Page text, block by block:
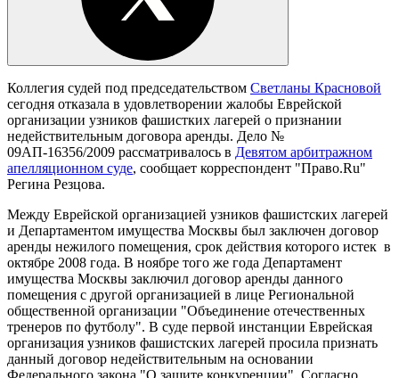
Коллегия судей под председательством Светланы Красновой
сегодня отказала в удовлетворении жалобы Еврейской
организации узников фашистких лагерей о признании
недействительным договора аренды. Дело №
09АП-16356/2009 рассматривалось в Девятом арбитражном
апелляционном суде, сообщает корреспондент "Право.Ru"
Регина Резцова.
Между Еврейской организацией узников фашистских лагерей
и Департаментом имущества Москвы был заключен договор
аренды нежилого помещения, срок действия которого истек в
октябре 2008 года. В ноябре того же года Департамент
имущества Москвы заключил договор аренды данного
помещения с другой организацией в лице Региональной
общественной организации "Объединение отечественных
тренеров по футболу". В суде первой инстанции Еврейская
организация узников фашистских лагерей просила признать
данный договор недействительным на основании
Федерального закона "О защите конкуренции". Согласно